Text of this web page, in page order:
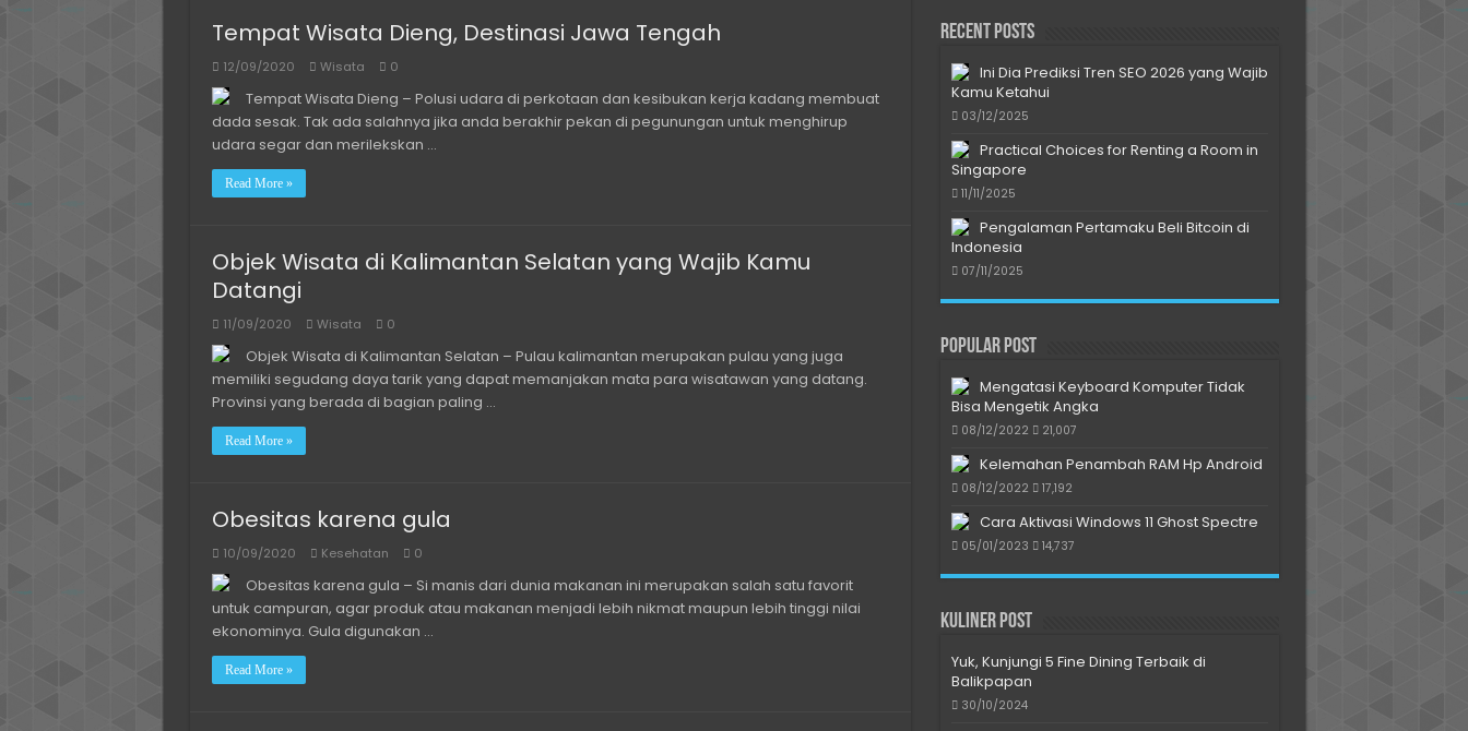
Tempat Wisata Dieng, Destinasi Jawa Tengah
12/09/2020 Wisata 0
Tempat Wisata Dieng – Polusi udara di perkotaan dan kesibukan kerja kadang membuat
dada sesak. Tak ada salahnya jika anda berakhir pekan di pegunungan untuk menghirup
udara segar dan merilekskan …
Read More »
Objek Wisata di Kalimantan Selatan yang Wajib Kamu
Datangi
11/09/2020 Wisata 0
Objek Wisata di Kalimantan Selatan – Pulau kalimantan merupakan pulau yang juga
memiliki segudang daya tarik yang dapat memanjakan mata para wisatawan yang datang.
Provinsi yang berada di bagian paling …
Read More »
Obesitas karena gula
10/09/2020 Kesehatan 0
Obesitas karena gula – Si manis dari dunia makanan ini merupakan salah satu favorit
untuk campuran, agar produk atau makanan menjadi lebih nikmat maupun lebih tinggi nilai
ekonominya. Gula digunakan …
Read More »
Recent Posts
Ini Dia Prediksi Tren SEO 2026 yang Wajib
Kamu Ketahui
03/12/2025
Practical Choices for Renting a Room in
Singapore
11/11/2025
Pengalaman Pertamaku Beli Bitcoin di
Indonesia
07/11/2025
Popular Post
Mengatasi Keyboard Komputer Tidak
Bisa Mengetik Angka
08/12/2022 21,007
Kelemahan Penambah RAM Hp Android
08/12/2022 17,192
Cara Aktivasi Windows 11 Ghost Spectre
05/01/2023 14,737
Kuliner Post
Yuk, Kunjungi 5 Fine Dining Terbaik di
Balikpapan
30/10/2024